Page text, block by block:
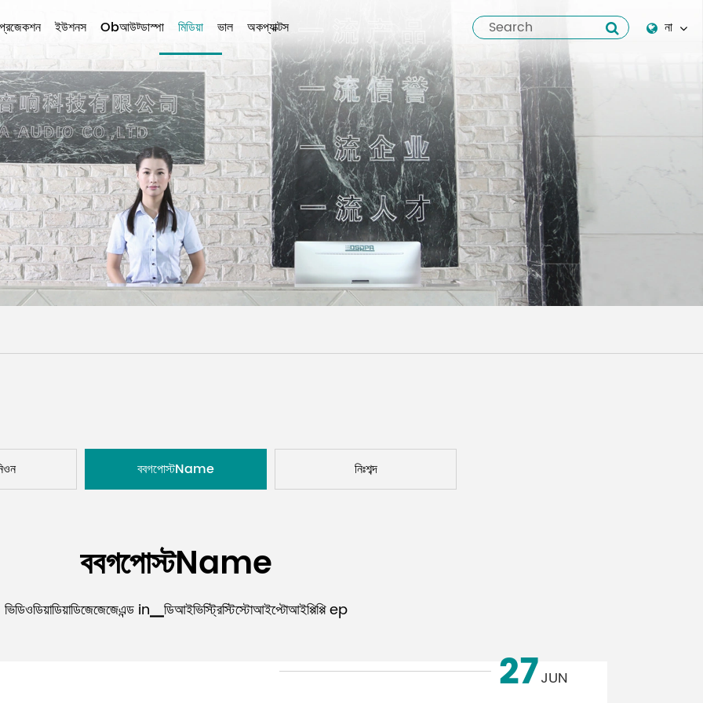
প্রজেকশন ইউশনস Obআউট্ডাস্পা মিডিয়া ভাল অকপ্যাক্টস
না
English
Español
italiano
русский
العربية
tiếng việt
Pilipino
ไทย
ববগপোস্টName নিঃশব্দ
ববগপোস্টName
ভিডিওডিয়াডিয়াডিজেজেজেএন্ড in▁ডিআইভিস্ট্রিস্টিস্টোআইপ্টোআইপ্পিপ্পি ep
27JUN